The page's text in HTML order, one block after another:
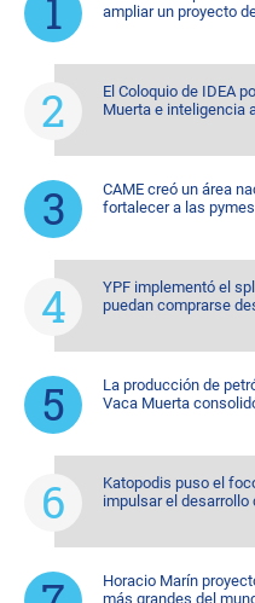
ampliar un proyecto
El Coloquio de IDEA
Muerta e inteligencia
CAME creó un área
fortalecer a las
YPF implementó el
puedan comprarse
La producción de
Vaca Muerta
Katopodis puso el
impulsar el desarrollo
Horacio Marín
más grandes del